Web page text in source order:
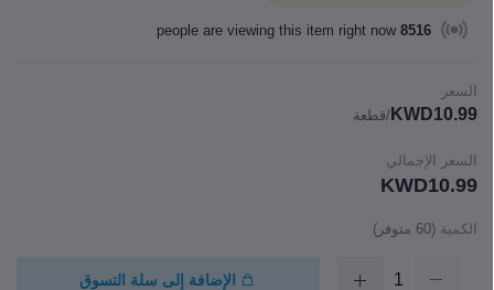
8516
people are viewing this item right now
السعر
KWD10.99 /قطعة
السعر الإجمالي
KWD10.99
الكمية (
60 متوفر)
الإضافة إلى سلة التسوق